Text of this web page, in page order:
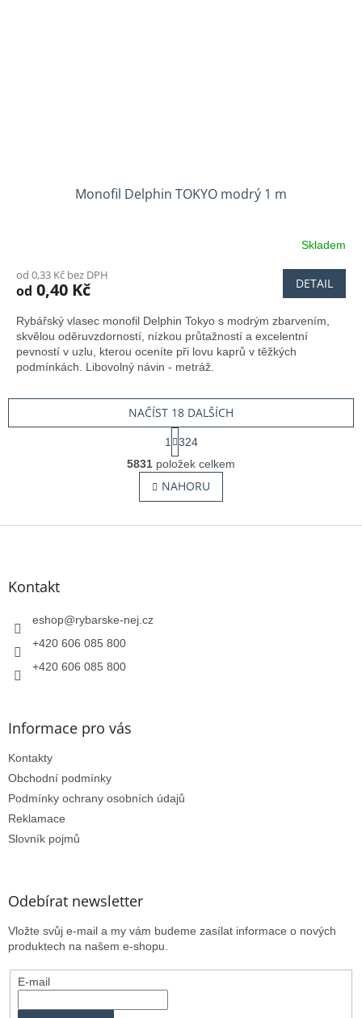
Monofil Delphin TOKYO modrý 1 m
Skladem
od 0,33 Kč bez DPH
od 0,40 Kč DETAIL
Rybářský vlasec monofil Delphin Tokyo s modrým zbarvením,
skvělou oděruvzdorností, nízkou průtažností a excelentní
pevností v uzlu, kterou oceníte při lovu kaprů v těžkých
podmínkách. Libovolný návin - metráž.
O
v
l
á
NAČÍST 18 DALŠÍCH
S
t
r
á
n
k
v
1
324
5831 položek celkem
NAHORU
Z
Kontakt
eshop@rybarske-nej.cz
+420 606 085 800
+420 606 085 800
Informace pro vás
Kontakty
Obchodní podmínky
Podmínky ochrany osobních údajů
Reklamace
Slovník pojmů
Odebírat newsletter
Vložte svůj e-mail a my vám budeme zasílat informace o nových
produktech na našem e-shopu.
E-mail